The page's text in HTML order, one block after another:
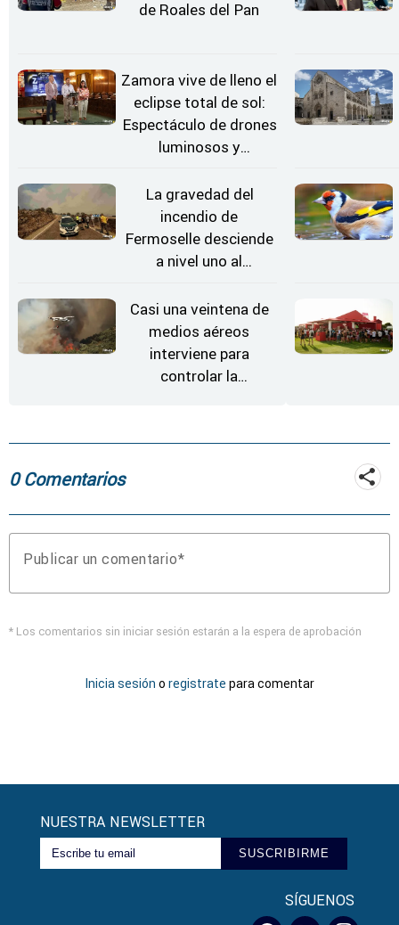
de Roales del Pan
Zamora vive de lleno el
eclipse total de sol:
Espectáculo de drones
luminosos y
Estrellas
La gravedad del
incendio de
Fermoselle desciende
a nivel uno al
"favorable" y disminuir
el riesgo
Casi una veintena de
medios aéreos
interviene para
controlar la
Fermoselle
0 Comentarios
Publicar un comentario
* Los comentarios sin iniciar sesión estarán a la espera de aprobación
Inicia sesión o registrate para comentar
NUESTRA NEWSLETTER
SUSCRIBIRME
SÍGUENOS